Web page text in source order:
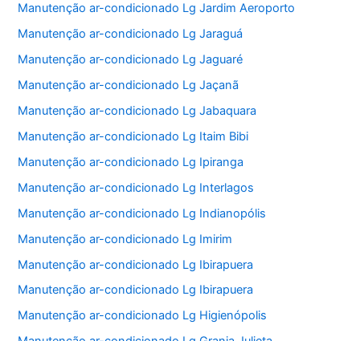
Manutenção ar-condicionado Lg Jardim Aeroporto
Manutenção ar-condicionado Lg Jaraguá
Manutenção ar-condicionado Lg Jaguaré
Manutenção ar-condicionado Lg Jaçanã
Manutenção ar-condicionado Lg Jabaquara
Manutenção ar-condicionado Lg Itaim Bibi
Manutenção ar-condicionado Lg Ipiranga
Manutenção ar-condicionado Lg Interlagos
Manutenção ar-condicionado Lg Indianopólis
Manutenção ar-condicionado Lg Imirim
Manutenção ar-condicionado Lg Ibirapuera
Manutenção ar-condicionado Lg Ibirapuera
Manutenção ar-condicionado Lg Higienópolis